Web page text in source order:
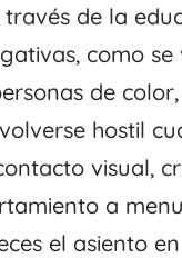
de la
como
de
hostil
visual,
a
el asiento